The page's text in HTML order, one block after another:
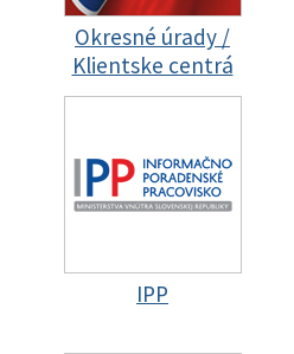
Okresné úrady /
Klientske centrá
IPP